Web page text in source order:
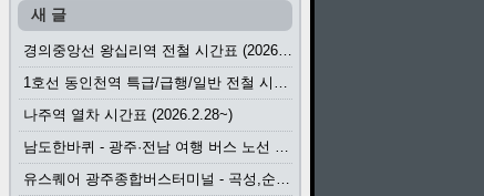
새 글
경의중앙선 왕십리역 전철 시간표 (2026.4.20~)
1호선 동인천역 특급/급행/일반 전철 시간표 (2026.2.28~)
나주역 열차 시간표 (2026.2.28~)
남도한바퀴 - 광주·전남 여행 버스 노선 (2026.3.1~5.31)
유스퀘어 광주종합버스터미널 - 곡성,순천／화순,보성,율포 방면 시외버스 시간표 (2026.1.31)